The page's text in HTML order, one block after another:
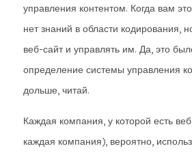
управления контентом. Когда вам
нет знаний в области кодирования,
веб-сайт и управлять им. Да, это
определение системы управления
дольше, читай.
Каждая компания, у которой есть
каждая компания), вероятно,